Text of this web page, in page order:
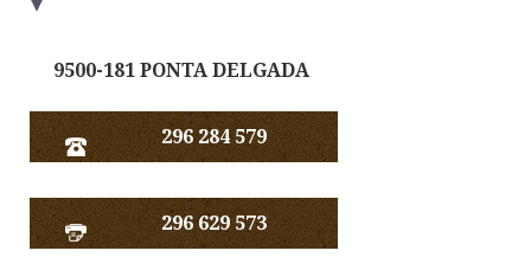
9500-181 PONTA DELGADA
296 284 579
296 629 573